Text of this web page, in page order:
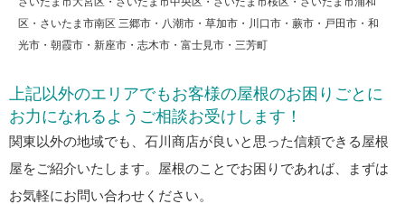
区・さいたま市南区 三郷市・八潮市・草加市・川口市・蕨市・戸田市・和
光市・朝霞市・新座市・志木市・富士見市・三芳町
上記以外のエリアでもお客様の屋根のお困りごとに
お力になれるようご相談お受けします！
関東以外の地域でも、石川商店が良いと思った信頼できる屋根
屋をご紹介いたします。屋根のことでお困りであれば、まずは
お気軽にお問い合わせください。